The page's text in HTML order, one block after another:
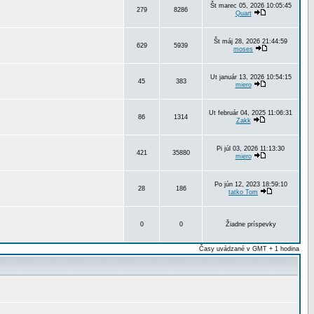
279 8286
Št marec 05, 2026 10:05:45
Quart
629 5939
Št máj 28, 2026 21:44:59
moses
45 383
Ut január 13, 2026 10:54:15
miero
86 1314
Ut február 04, 2025 11:06:31
Zakk
421 35880
Pi júl 03, 2026 11:13:30
miero
28 186
Po jún 12, 2023 18:59:10
tatko Tom
0 0 Žiadne príspevky
Časy uvádzané v GMT + 1 hodina